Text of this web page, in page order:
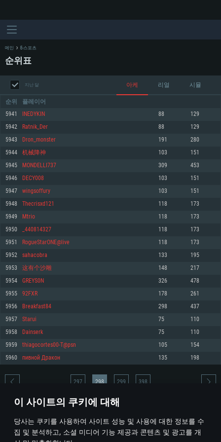
이 사이트의 쿠키에 대해
당사는 쿠키를 사용하여 사이트 성능 및 사용에 대한 정보를 수
집 및 분석하고, 소셜 미디어 기능 제공과 콘텐츠 및 광고를 개
최소사양
운영체제: Windows 10 (64 bit)
프로세서: 2.2 GHz 듀얼코어 이상
메모리: 4GB
그래픽 카드: DirectX 11 이상을 지원하는 AMD Radeon 77XX / NVIDIA
GeForce GT 660. 최소 사양 해상도: 720p
네트워크: 브로드밴드 인터넷
여유 저장 공간: 22.1 GB (최소 클라이언트)
권장 사양
570 혹은 그 이상
여유 저장 공간: 62.2 GB (전체 클라이언트)
최소사양
운영체제: Mac OS Big Sur 11.0
프로세서: 최소 2.2 GHz의 Core i5 (Intel Xeon 은 지원하지 않습니다)
메모리: 6 GB
그래픽 카드: Metal 을 지원하는 Intel Iris Pro 5200 (Mac), 혹은 이와 비슷한 성
능을 가지는 Mac 버전의 AMD/Nvidia. 최소 해상도: 720p
네트워크: 브로드밴드 인터넷
여유 저장 공간: 22.1 GB (최소 클라이언트)
권장 사양
네트워크: 브로드밴드 인터넷
여유 저장 공간: 62.2 GB (전체 클라이언트)
최소사양
운영체제: 64bit Linux 중 최신 버전
프로세서: 2.4 GHz 듀얼코어
메모리: 4 GB
그래픽 카드: Vulkan 을 지원하고, 최신 그래픽 드라이버를 지원하는 NVIDIA
660 (6개월 미만) 혹은 그와 동급의 성능을 가지며 최신 그래픽 드라이버를 지
원하는 AMD (6개월 미만; 최소사양 지원 해상도 720p)
네트워크: 브로드밴드 인터넷
여유 저장 공간: 22.1 GB (최소 클라이언트)
권장 사양
운영체제: Ubuntu 20.04 64bit
프로세서: Intel Core i7
메모리: 16 GB
그래픽 카드: Vulkan 을 지원하고, 최신 그래픽 드라이버를 지원하는 NVIDIA
1060 (6개월 미만) 혹은 그와 동급의 성능을 가지며 최신 그래픽 드라이버를
지원하는 AMD RX 570 (6개월 미만; 최소사양 지원 해상도 720p) 이상
여유 저장 공간: 62.2 GB (전체 클라이언트)
메인 E-스포츠
순위표
지난 달 아케 리얼 시뮬
순위 플레이어
5941 INEDYKIN 88 129
5942 Ratnik_Der 88 129
5943 Dron_monster 191 280
5944 机械降神 103 151
5945 MONDELLI737 309 453
5946 DECY008 103 151
5947 wingsoffury 103 151
5948 Thecrisxd121 118 173
5949 Mtrio 118 173
5950 _440814327 118 173
5951 RogueStarONE@live 118 173
5952 sahacobra 133 195
5953 这有个沙雕 148 217
5954 GREYS0N 326 478
5955 92FXR 178 261
5956 Breakfast84 298 437
5957 Starui 75 110
5958 Dainserk 75 110
5959 thiagocortes00-T@psn 105 154
5960 пивной Дракон 135 198
* 순위표는 매일 1회 갱신됩니다
297 298 299 398